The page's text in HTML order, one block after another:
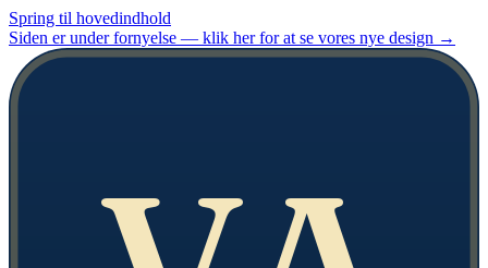
Spring til hovedindhold
Siden er under fornyelse — klik her for at se vores nye design →